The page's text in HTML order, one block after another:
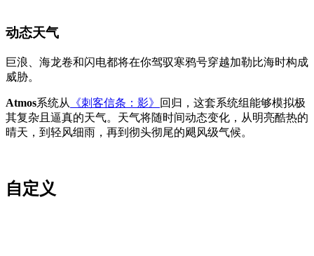
动态天气
巨浪、海龙卷和闪电都将在你驾驭寒鸦号穿越加勒比海时构成
威胁。
Atmos系统从 《刺客信条：影》
回归，这套系统组能够模拟极
其复杂且逼真的天气。天气将随时间动态变化，从明亮酷热的
晴天，到轻风细雨，再到彻头彻尾的飓风级气候。
自定义